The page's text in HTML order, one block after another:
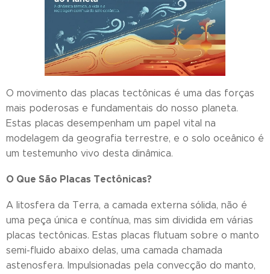
O movimento das placas tectônicas é uma das forças
mais poderosas e fundamentais do nosso planeta.
Estas placas desempenham um papel vital na
modelagem da geografia terrestre, e o solo oceânico é
um testemunho vivo desta dinâmica.
O Que São Placas Tectônicas?
A litosfera da Terra, a camada externa sólida, não é
uma peça única e contínua, mas sim dividida em várias
placas tectônicas. Estas placas flutuam sobre o manto
semi-fluido abaixo delas, uma camada chamada
astenosfera. Impulsionadas pela convecção do manto,